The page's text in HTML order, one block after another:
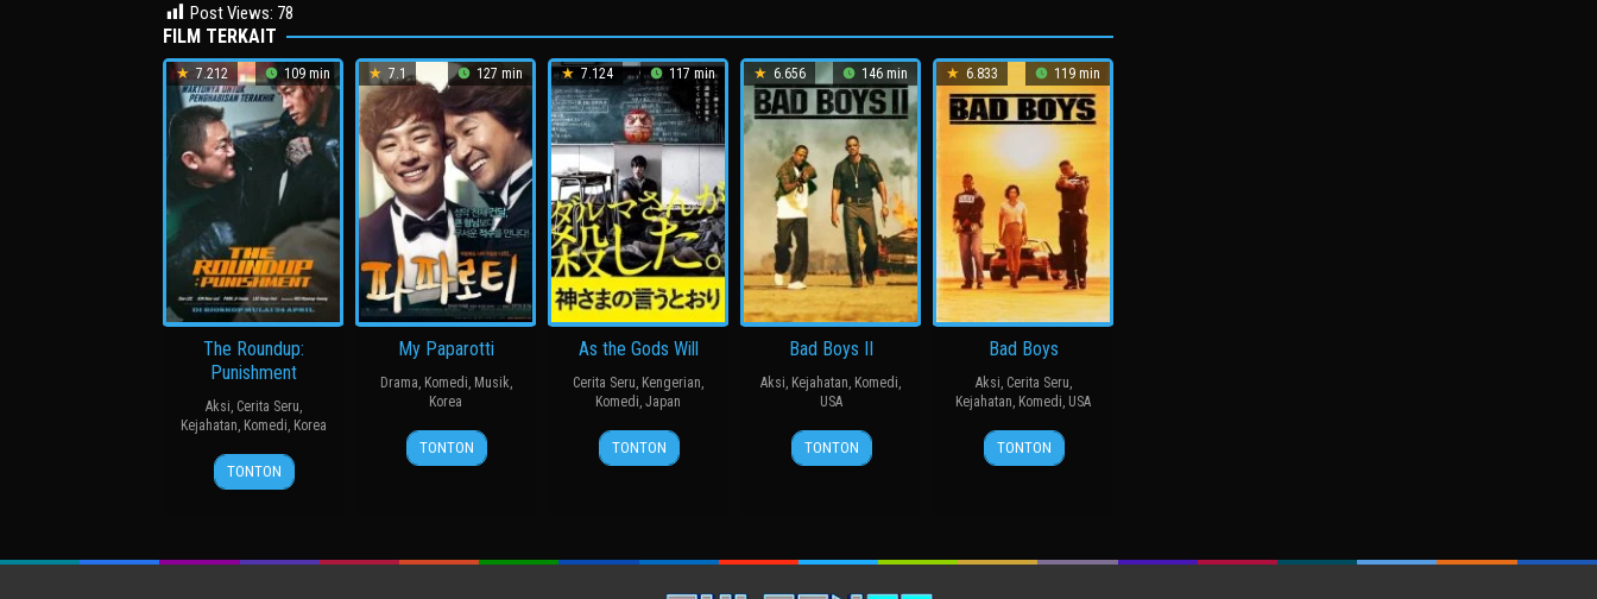
Post Views: 78
FILM TERKAIT
7.212 109 min
The Roundup:
Punishment
Aksi Cerita Seru
Kejahatan Komedi Korea
24
Apr
허
명
TONTON
7.1 127 min
My Paparotti
Drama Komedi Musik
Korea
14
Mar
윤
종
TONTON
7.124 117 min
As the Gods Will
Cerita Seru Kengerian
Komedi Japan
15
Nov
三
池
TONTON
6.656 146 min
Bad Boys II
Aksi Kejahatan Komedi
USA
18
Jul
Michael
Bay
TONTON
6.833 119 min
Bad Boys
Aksi Cerita Seru
Kejahatan Komedi USA
7
Apr
Michael
Bay
TONTON